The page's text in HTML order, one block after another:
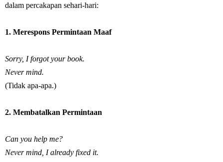
dalam percakapan sehari-hari:
1. Merespons Permintaan Maaf
Sorry, I forgot your book.
Never mind.
(Tidak apa-apa.)
2. Membatalkan Permintaan
Can you help me?
Never mind, I already fixed it.